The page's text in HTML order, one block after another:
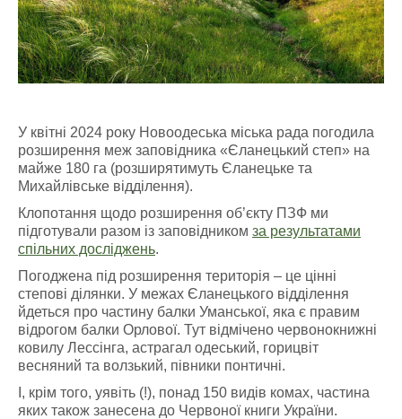
У квітні 2024 року Новоодеська міська рада погодила
розширення меж заповідника «Єланецький степ» на
майже 180 га (розширятимуть Єланецьке та
Михайлівське відділення).
Клопотання щодо розширення об’єкту ПЗФ ми
підготували разом із заповідником за результатами
спільних досліджень.
Погоджена під розширення територія – це цінні
степові ділянки. У межах Єланецького відділення
йдеться про частину балки Уманської, яка є правим
відрогом балки Орлової. Тут відмічено червонокнижні
ковилу Лессінга, астрагал одеський, горицвіт
весняний та волзький, півники понтичні.
І, крім того, уявіть (!), понад 150 видів комах, частина
яких також занесена до Червоної книги України.